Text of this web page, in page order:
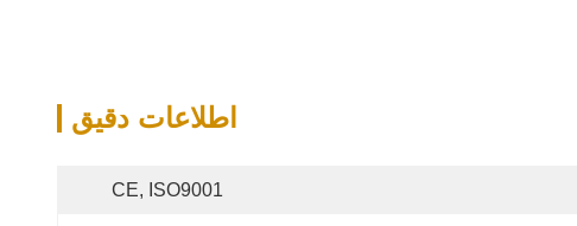
اطلاعات دقیق
CE, ISO9001